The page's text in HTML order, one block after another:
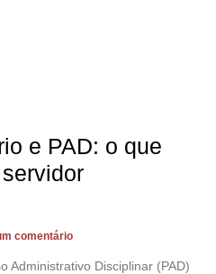
e PAD: o que
comentário
Administrativo Disciplinar (PAD)